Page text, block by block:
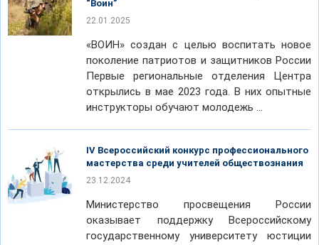
“Воин”
22.01.2025
«ВОИН» создан с целью воспитать новое
поколение патриотов и защитников России
Первые региональные отделения Центра
открылись в мае 2023 года. В них опытные
инструкторы обучают молодежь …
IV Всероссийский конкурс профессионального
мастерства среди учителей обществознания
23.12.2024
Министерство просвещения России
оказывает поддержку Всероссийскому
государственному университету юстиции